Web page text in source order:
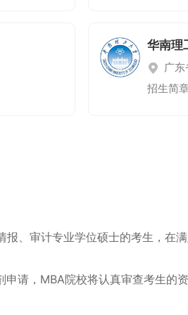
华南理
广
招生简
、审计专业学位硕士的考生，在
请，MBA院校将认真审查考生的